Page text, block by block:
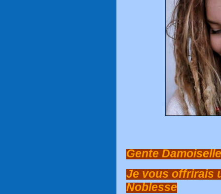
Gente
Je vous offrirais
Noblesse